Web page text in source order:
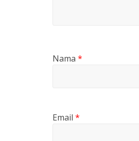
Nama *
Email *